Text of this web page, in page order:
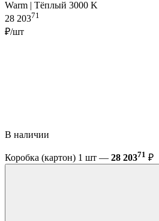
Warm | Тёплый 3000 K
28 20371
₽/шт
В наличии
Коробка (картон) 1 шт — 28 20371 ₽